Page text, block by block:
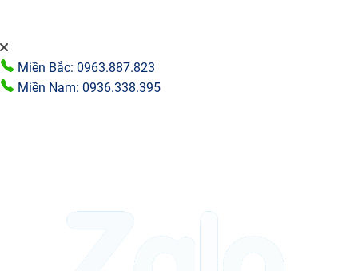
Miền Bắc: 0963.887.823
Miền Nam: 0936.338.395